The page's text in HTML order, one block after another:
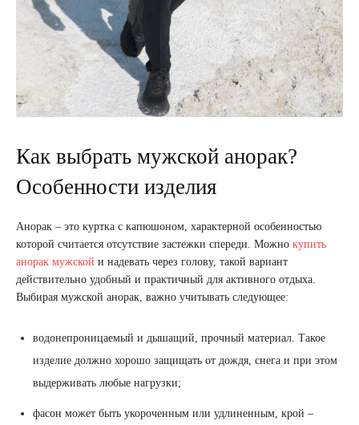
Как выбрать мужской анорак?
Особенности изделия
Анорак – это куртка с капюшоном, характерной особенностью
которой считается отсутствие застежки спереди. Можно купить
анорак мужской и надевать через голову, такой вариант
действительно удобный и практичный для активного отдыха.
Выбирая мужской анорак, важно учитывать следующее:
водонепроницаемый и дышащий, прочный материал. Такое
изделие должно хорошо защищать от дождя, снега и при этом
выдерживать любые нагрузки;
фасон может быть укороченным или удлиненным, крой –